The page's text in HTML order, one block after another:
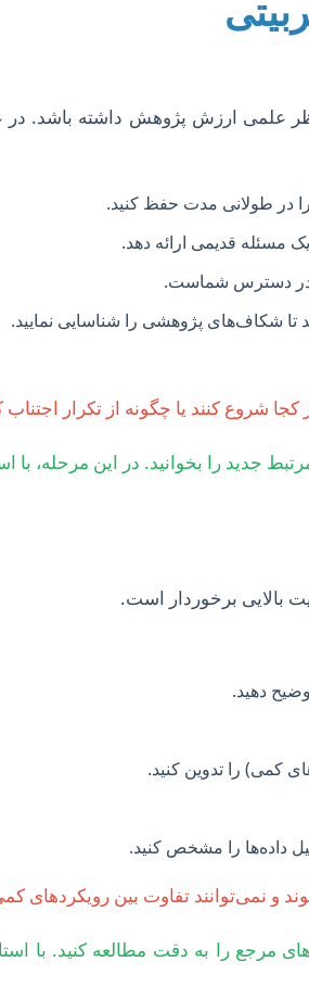
علمی ارزش پژوهش داشته باشد. در
را در طولانی مدت حفظ کنید.
مسئله قدیمی ارائه دهد.
در دسترس شماست.
تا شکاف‌های پژوهشی را شناسایی نمایید.
شروع کنند یا چگونه از تکرار اجتناب
موضوع مورد علاقه خود تهیه کنید. سپس برای هر کدام، ۵
بالایی برخوردار است.
دهید.
کمی) را تدوین کنید.
داده‌ها را مشخص کنید.
تفاوت بین رویکردهای
مرجع را به دقت مطالعه کنید. با